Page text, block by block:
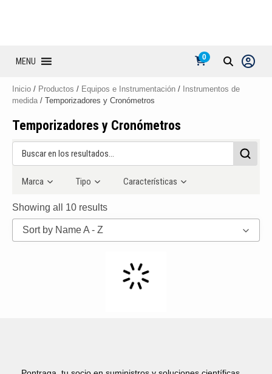
MENU 0
Inicio / Productos / Equipos e Instrumentación / Instrumentos de
medida / Temporizadores y Cronómetros
Temporizadores y Cronómetros
Marca Tipo Características
Showing all 10 results
Sort by Name A - Z